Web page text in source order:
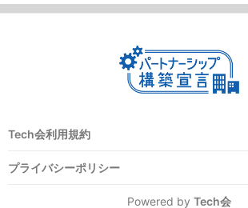
Tech会利用規約
プライバシーポリシー
Powered by Tech会